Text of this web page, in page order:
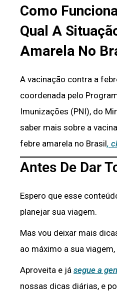
Como
Qual A
Amarela No
A vacinação contra a
coordenada pelo
Imunizações (PNI), do
saber mais sobre a
febre amarela no Brasil,
Antes De Dar
Espero que esse
planejar sua viagem.
Mas vou deixar mais
ao máximo a sua
Aproveita e já segue a
nossas dicas diárias, e